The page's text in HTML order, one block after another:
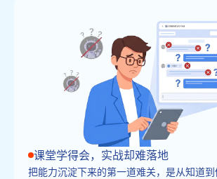
课堂学得会，实战却难落地
把能力沉淀下来的第一道难关，是从知道